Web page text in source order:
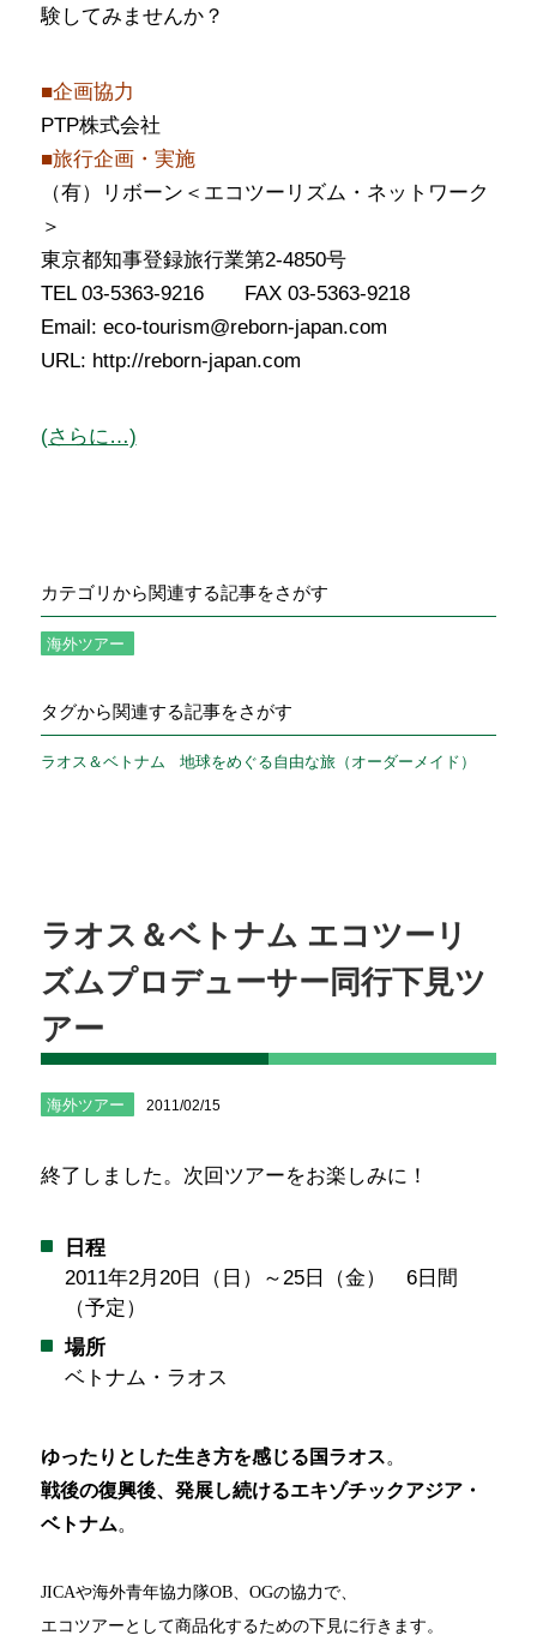
験してみませんか？
■企画協力
PTP株式会社
■旅行企画・実施
（有）リボーン＜エコツーリズム・ネットワーク
＞
東京都知事登録旅行業第2-4850号
TEL 03-5363-9216 FAX 03-5363-9218
Email: eco-tourism@reborn-japan.com
URL: http://reborn-japan.com
(さらに…)
カテゴリから関連する記事をさがす
海外ツアー
タグから関連する記事をさがす
ラオス＆ベトナム 地球をめぐる自由な旅（オーダーメイド）
ラオス＆ベトナム エコツーリ
ズムプロデューサー同行下見ツ
アー
海外ツアー 2011/02/15
終了しました。次回ツアーをお楽しみに！
日程
2011年2月20日（日）～25日（金） 6日間
（予定）
場所
ベトナム・ラオス
ゆったりとした生き方を感じる国ラオス。
戦後の復興後、発展し続けるエキゾチックアジア・
ベトナム。
JICAや海外青年協力隊OB、OGの協力で、
エコツアーとして商品化するための下見に行きます。